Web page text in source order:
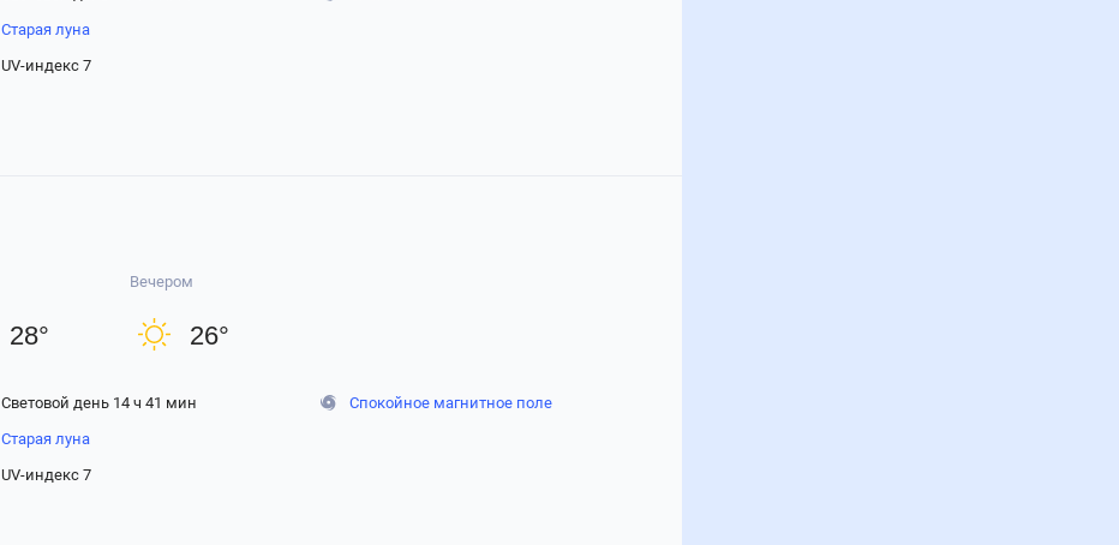
Старая луна
UV-индекс 7
28°
Вечером
26°
Световой день 14 ч 41 мин
Старая луна
UV-индекс 7
Спокойное магнитное поле